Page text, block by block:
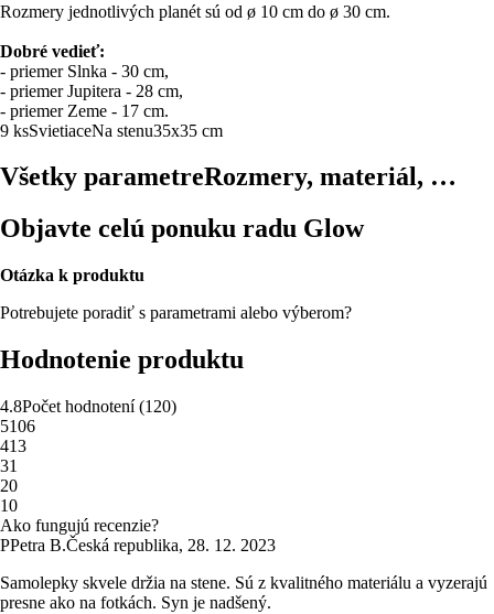
Rozmery jednotlivých planét sú od ø 10 cm do ø 30 cm.
Dobré vedieť:
- priemer Slnka - 30 cm,
- priemer Jupitera - 28 cm,
- priemer Zeme - 17 cm.
9 ksSvietiaceNa stenu35x35 cm
Všetky parametreRozmery, materiál, …
Objavte celú ponuku radu Glow
Otázka k produktu
Potrebujete poradiť s parametrami alebo výberom?
Hodnotenie produktu
4.8Počet hodnotení(120)
5106
413
31
20
10
Ako fungujú recenzie?
PPetra B.Česká republika, 28. 12. 2023
Samolepky skvele držia na stene. Sú z kvalitného materiálu a vyzerajú
presne ako na fotkách. Syn je nadšený.